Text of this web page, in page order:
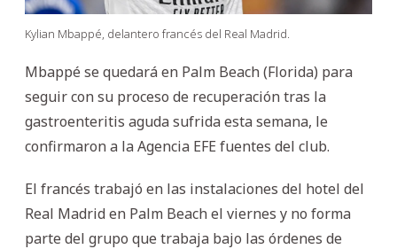
Kylian Mbappé, delantero francés del Real Madrid.
Mbappé se quedará en Palm Beach (Florida) para
seguir con su proceso de recuperación tras la
gastroenteritis aguda sufrida esta semana, le
confirmaron a la Agencia EFE fuentes del club.
El francés trabajó en las instalaciones del hotel del
Real Madrid en Palm Beach el viernes y no forma
parte del grupo que trabaja bajo las órdenes de